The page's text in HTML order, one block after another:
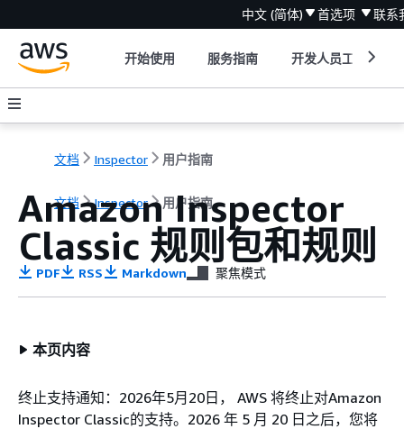
中文 (简体) 首选项 联系
开始使用 服务指南 开发人员工具
文档 Inspector 用户指南
文档 Inspector 用户指南
Amazon Inspector
Classic 规则包和规则
PDF RSS Markdown 聚焦模式
本页内容
终止支持通知：2026年5月20日， AWS 将终止对Amazon
Inspector Classic的支持。2026 年 5 月 20 日之后，您将